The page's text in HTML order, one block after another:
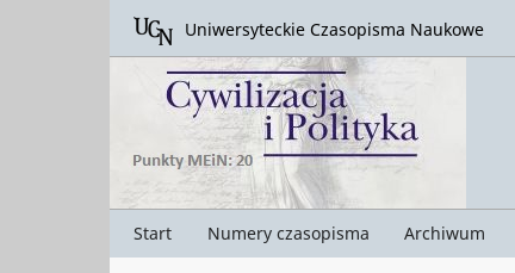
Start Numery czasopisma Archiwum
Uniwersyteckie Czasopisma Naukowe